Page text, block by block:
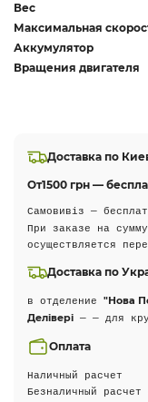
Вес
Максимальная
Аккумулятор
Вращения двигателя
Доставка по
От1500 грн —
Самовивіз —
При заказе на сумму
осуществляется
Доставка по
в отделение "Нова
Делівері — — для
Оплата
Наличный расчет
Безналичный расчет